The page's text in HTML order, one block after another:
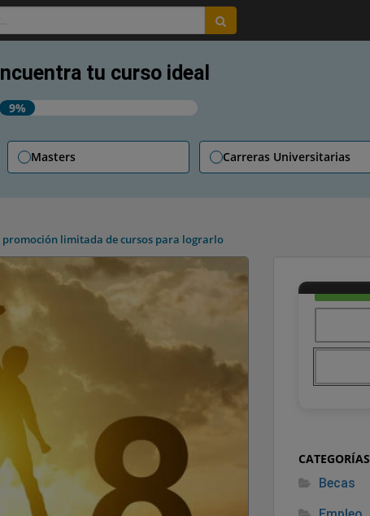
tu curso ideal
9%
Masters Carreras Universitarias
promoción limitada de cursos para lograrlo
CATEGORÍAS
Becas